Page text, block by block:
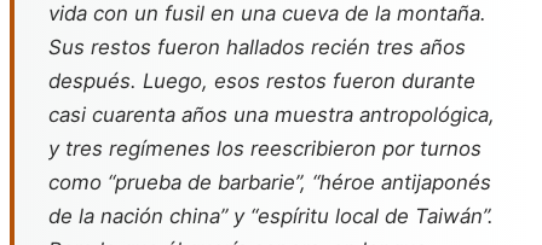
vida con un fusil en una cueva de la montaña.
Sus restos fueron hallados recién tres años
después. Luego, esos restos fueron durante
casi cuarenta años una muestra antropológica,
y tres regímenes los reescribieron por turnos
como “prueba de barbarie”, “héroe antijaponés
de la nación china” y “espíritu local de Taiwán”.